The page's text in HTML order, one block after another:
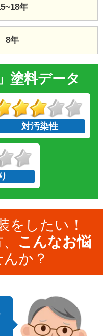
年
8年
塗料データ
対汚染性
をしたい！
こんなお悩
か？